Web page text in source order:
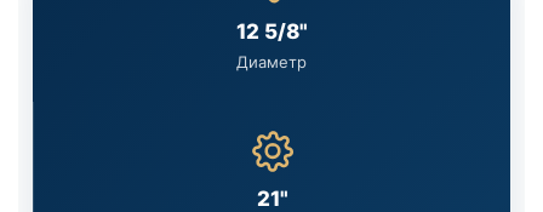
12 5/8"
Диаметр
21"